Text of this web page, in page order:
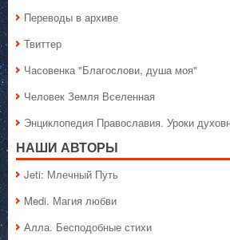
Переводы в архиве
Твиттер
Часовенка "Благослови, душа моя"
Человек Земля Вселенная
Энциклопедия Православия. Уроки
НАШИ АВТОРЫ
Jeti: Млечный Путь
Medi. Магия любви
Алла. Бесподобные стихи